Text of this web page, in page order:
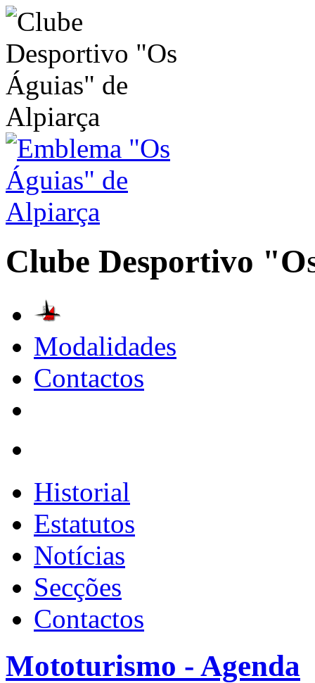
Clube Desportivo
Modalidades
Contactos
Historial
Estatutos
Notícias
Secções
Contactos
Mototurismo - Agenda